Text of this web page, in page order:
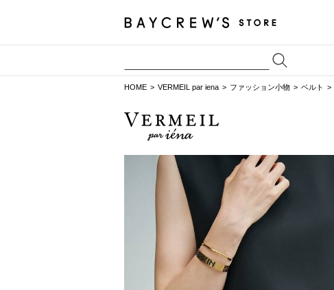
HOME VERMEIL par iena ファッション小物 ベルト